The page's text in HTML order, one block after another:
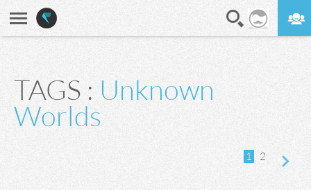
TAGS : Unknown
Worlds
1 2
suivante